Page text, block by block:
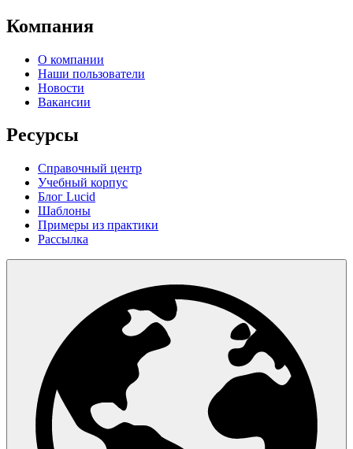
Компания
О компании
Наши пользователи
Новости
Вакансии
Ресурсы
Справочный центр
Учебный корпус
Блог Lucid
Шаблоны
Примеры из практики
Рассылка